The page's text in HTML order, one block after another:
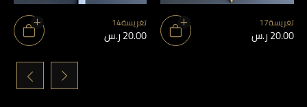
تغريسة17
20.00ر.س
تغريسة14
20.00ر.س
‹
›